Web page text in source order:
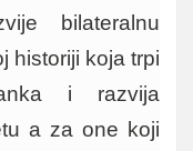
bilateralnu
historiji koja trpi
i razvija
a za one koji